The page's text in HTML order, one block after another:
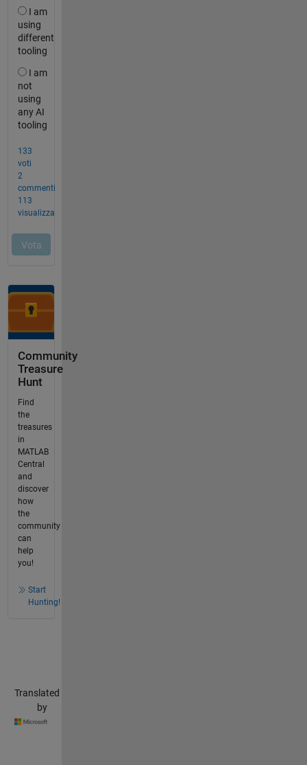
Community
Treasure
Hunt
Find
the
treasures
in
MATLAB
Central
and
discover
how
the
community
can
help
you!
Start
Hunting!
Translated
by